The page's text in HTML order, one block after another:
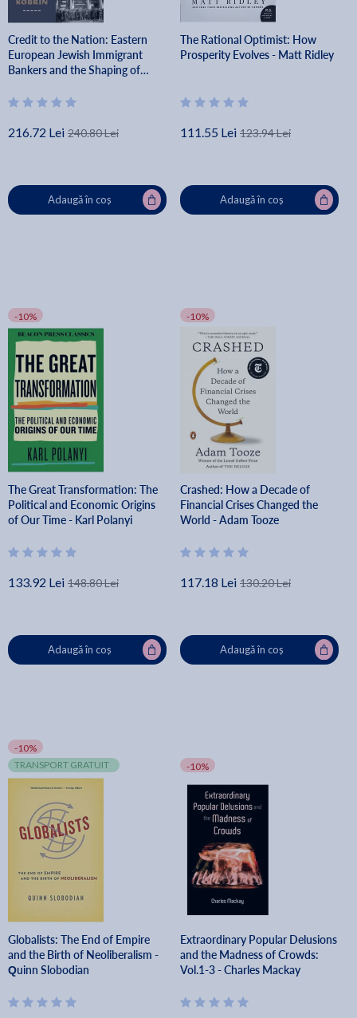
Credit to the Nation: Eastern
European Jewish Immigrant
Bankers and the Shaping of
Rebecca Kobrin
216.72 Lei 240.80 Lei
Adaugă în coș
The Rational Optimist: How
Prosperity Evolves - Matt Ridley
111.55 Lei 123.94 Lei
Adaugă în coș
-10%
The Great Transformation: The
Political and Economic Origins
of Our Time - Karl Polanyi
133.92 Lei 148.80 Lei
Adaugă în coș
-10%
Crashed: How a Decade of
Financial Crises Changed the
World - Adam Tooze
117.18 Lei 130.20 Lei
Adaugă în coș
-10%
TRANSPORT GRATUIT
Globalists: The End of Empire
and the Birth of Neoliberalism -
Quinn Slobodian
-10%
Extraordinary Popular Delusions
and the Madness of Crowds:
Vol.1-3 - Charles Mackay